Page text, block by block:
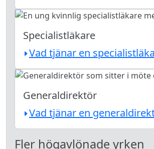
Specialistläkare
Vad tjänar en
Generaldirektör
Vad tjänar en
Fler högavlönade yrken